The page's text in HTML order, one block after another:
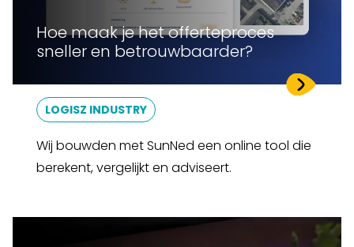
Hoe maak je het offerteproces
sneller en betrouwbaarder?
LOGISZ INDUSTRY
Wij bouwden met SunNed een online tool die
berekent, vergelijkt en adviseert.